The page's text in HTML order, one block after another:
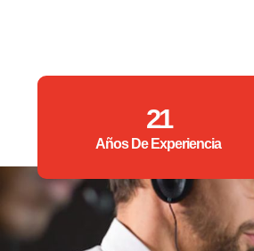
21
Años De Experiencia